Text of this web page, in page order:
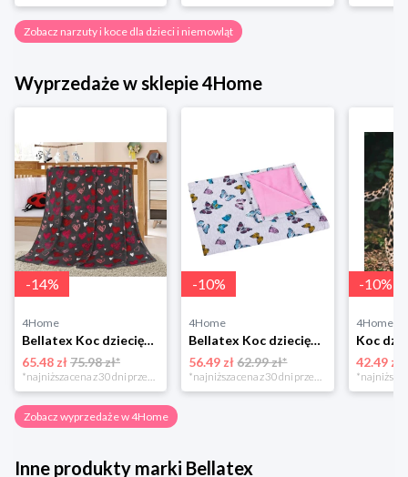
Zobacz narzuty i koce dla dzieci i niemowląt
Wyprzedaże w sklepie 4Home
-14%
4Home
Bellatex Koc dziecięcy Ella Serduszka, 100 x 155 cm
65.48 zł75.98 zł*
-10%
4Home
Bellatex Koc dziecięcy Bára Butterfly różowy, 75 x 100 cm
56.49 zł 62.99 zł*
-10%
4Home
42.49 zł
Zobacz wyprzedaże w 4Home
Inne produkty marki Bellatex